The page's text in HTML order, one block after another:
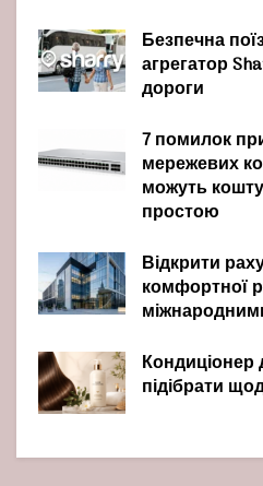
Безпечна
агрегатор
дороги
7 помилок
мережевих
можуть
простою
Відкрити
комфортної
Кондиціонер
підібрати